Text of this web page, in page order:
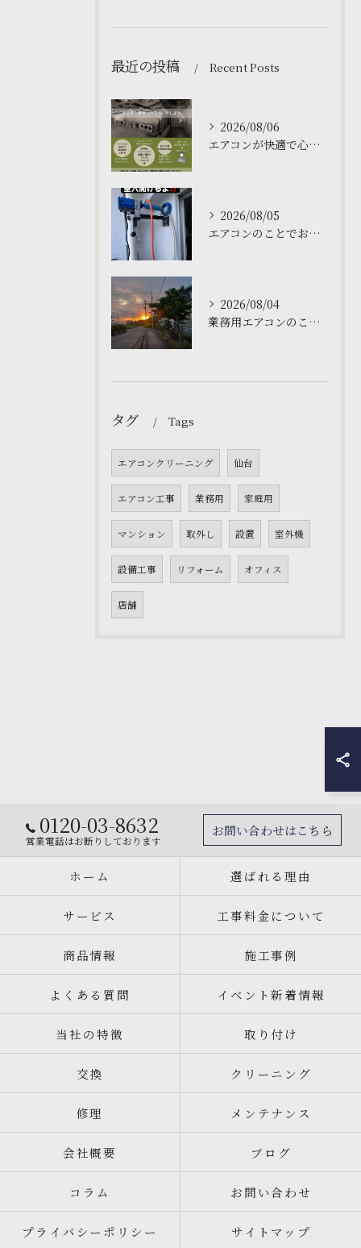
最近の投稿 Recent Posts
2026/08/06
エアコンが快適で心地よい空間を作ります❄️
2026/08/05
エアコンのことでお困りですか❓仙台の私たちにお任せください。
2026/08/04
業務用エアコンのことでお困りですか？私たちは関東、東北仙台で...
タグ Tags
エアコンクリーニング 仙台
エアコン工事 業務用 家庭用
マンション 取外し 設置 室外機
設備工事 リフォーム オフィス
店舗
0120-03-8632
営業電話はお断りしております
お問い合わせはこちら
ホーム 選ばれる理由
サービス 工事料金について
商品情報 施工事例
よくある質問 イベント新着情報
当社の特徴 取り付け
交換 クリーニング
修理 メンテナンス
会社概要 ブログ
コラム お問い合わせ
プライバシーポリシー サイトマップ